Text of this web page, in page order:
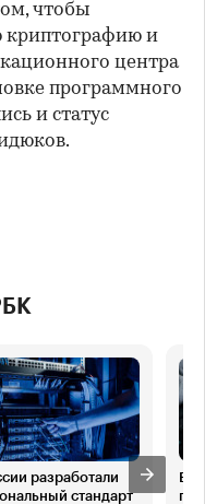
чтобы
криптографию и
центра
программного
и статус
разработали
стандарт